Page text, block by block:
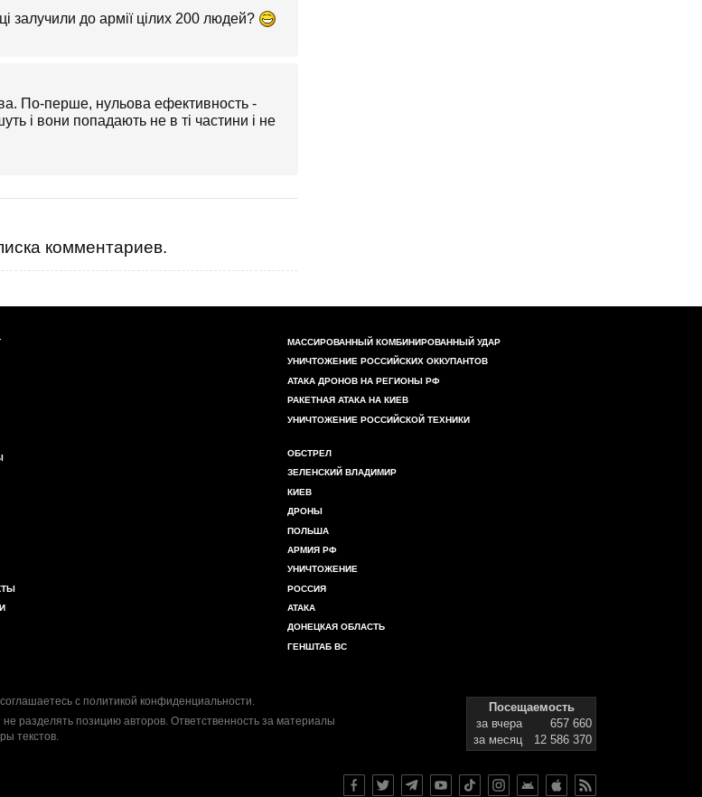
залучили до армії цілих 200 людей?
По-перше, нульова ефективность -
і вони попадають не в ті частини і не
комментариев.
МАССИРОВАННЫЙ КОМБИНИРОВАННЫЙ УДАР
УНИЧТОЖЕНИЕ РОССИЙСКИХ ОККУПАНТОВ
АТАКА ДРОНОВ НА РЕГИОНЫ РФ
РАКЕТНАЯ АТАКА НА КИЕВ
УНИЧТОЖЕНИЕ РОССИЙСКОЙ ТЕХНИКИ
ОБСТРЕЛ
ЗЕЛЕНСКИЙ ВЛАДИМИР
КИЕВ
ДРОНЫ
ПОЛЬША
АРМИЯ РФ
УНИЧТОЖЕНИЕ
РОССИЯ
АТАКА
ДОНЕЦКАЯ ОБЛАСТЬ
ГЕНШТАБ ВС
с политикой конфиденциальности.
разделять позицию авторов. Ответственность за материалы
текстов.
Посещаемость
за вчера
657 660
за месяц
12 586 370